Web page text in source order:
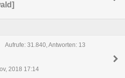
Aufrufe: 31.840, Antworten: 13
2018 17:14